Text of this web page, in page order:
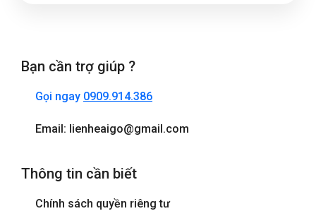
Bạn cần trợ giúp ?
Gọi ngay 0909.914.386
Email: lienheaigo@gmail.com
Thông tin cần biết
Chính sách quyền riêng tư